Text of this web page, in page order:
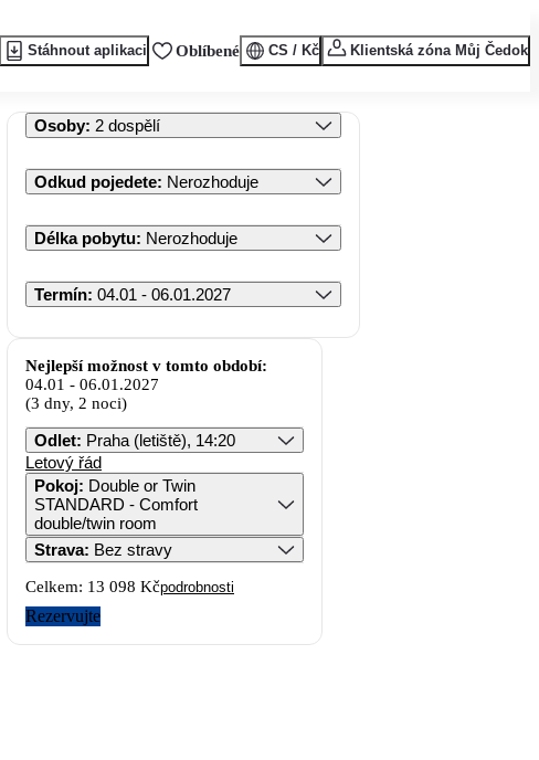
Stáhnout aplikaci Oblíbené CS / Kč Klientská zóna Můj Čedok
Osoby: 2 dospělí
Odkud pojedete: Nerozhoduje
Délka pobytu: Nerozhoduje
Termín: 04.01 - 06.01.2027
Nejlepší možnost v tomto období:
04.01 - 06.01.2027
(3 dny, 2 noci)
Odlet: Praha (letiště), 14:20
Letový řád
Pokoj: Double or Twin
STANDARD - Comfort
double/twin room
Strava: Bez stravy
Celkem: 13 098 Kčpodrobnosti
Rezervujte